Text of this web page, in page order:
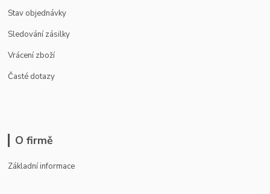
Stav objednávky
Sledování zásilky
Vrácení zboží
Časté dotazy
O firmě
Základní informace